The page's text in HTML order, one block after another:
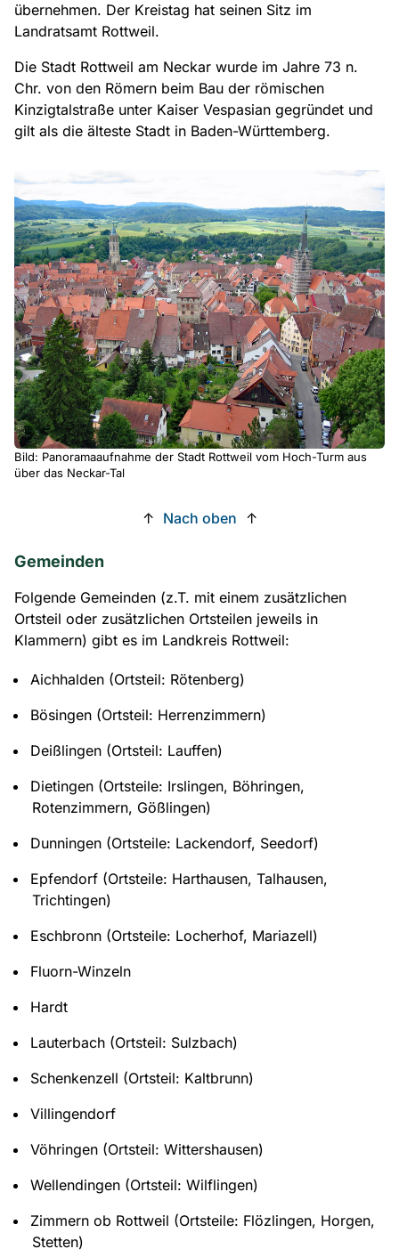
übernehmen. Der Kreistag hat seinen Sitz im
Landratsamt Rottweil.
Die Stadt Rottweil am Neckar wurde im Jahre 73 n.
Chr. von den Römern beim Bau der römischen
Kinzigtalstraße unter Kaiser Vespasian gegründet und
gilt als die älteste Stadt in Baden-Württemberg.
Bild: Panoramaaufnahme der Stadt Rottweil vom Hoch-Turm aus
über das Neckar-Tal
↑ Nach oben ↑
Gemeinden
Folgende Gemeinden (z.T. mit einem zusätzlichen
Ortsteil oder zusätzlichen Ortsteilen jeweils in
Klammern) gibt es im Landkreis Rottweil:
Aichhalden (Ortsteil: Rötenberg)
Bösingen (Ortsteil: Herrenzimmern)
Deißlingen (Ortsteil: Lauffen)
Dietingen (Ortsteile: Irslingen, Böhringen,
Rotenzimmern, Gößlingen)
Dunningen (Ortsteile: Lackendorf, Seedorf)
Epfendorf (Ortsteile: Harthausen, Talhausen,
Trichtingen)
Eschbronn (Ortsteile: Locherhof, Mariazell)
Fluorn-Winzeln
Hardt
Lauterbach (Ortsteil: Sulzbach)
Schenkenzell (Ortsteil: Kaltbrunn)
Villingendorf
Vöhringen (Ortsteil: Wittershausen)
Wellendingen (Ortsteil: Wilflingen)
Zimmern ob Rottweil (Ortsteile: Flözlingen, Horgen,
Stetten)